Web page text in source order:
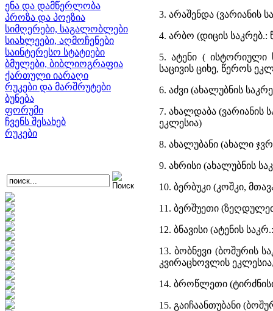
ენა და დამწერლობა
პროზა და პოეზია
სიმღერები, საგალობლები
სიახლეები, აღმოჩენები
საინტერესო სტატიები
ბმულები, ბიბლიოგრაფია
ქართული იარაღი
რუკები და მარშრუტები
ბუნება
ფორუმი
ჩვენს შესახებ
რუკები
3. არაშენდა (ვარიანის
4. არბო (დიცის
5. ატენი ( ისტორიული
საცივის ციხე, წეროს
6. აძვი (ახალუბნის
7. ახალდაბა (ვარიანის
ეკლესია)
8. ახალუბანი (ახალი
9. ახრისი (ახალუბნის
10. ბერბუკი (კოშკი,
11. ბერშუეთი
12. ბნავისი (ატენის
13. ბობნევი (ბოშურის
კვირაცხოვლის
14. ბროწლეთი
15. გაიჩაანთუბანი